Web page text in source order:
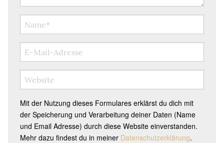
Mit der Nutzung dieses Formulares erklärst du dich mit
der Speicherung und Verarbeitung deiner Daten (Name
und Email Adresse) durch diese Website einverstanden.
Mehr dazu findest du in meiner Datenschutzerklärung.